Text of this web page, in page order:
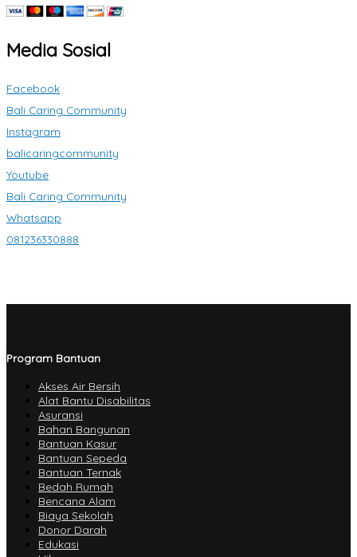
Media Sosial
Facebook
Bali Caring Community
Instagram
balicaringcommunity
Youtube
Bali Caring Community
Whatsapp
081236330888
Program Bantuan
Akses Air Bersih
Alat Bantu Disabilitas
Asuransi
Bahan Bangunan
Bantuan Kasur
Bantuan Sepeda
Bantuan Ternak
Bedah Rumah
Bencana Alam
Biaya Sekolah
Donor Darah
Edukasi